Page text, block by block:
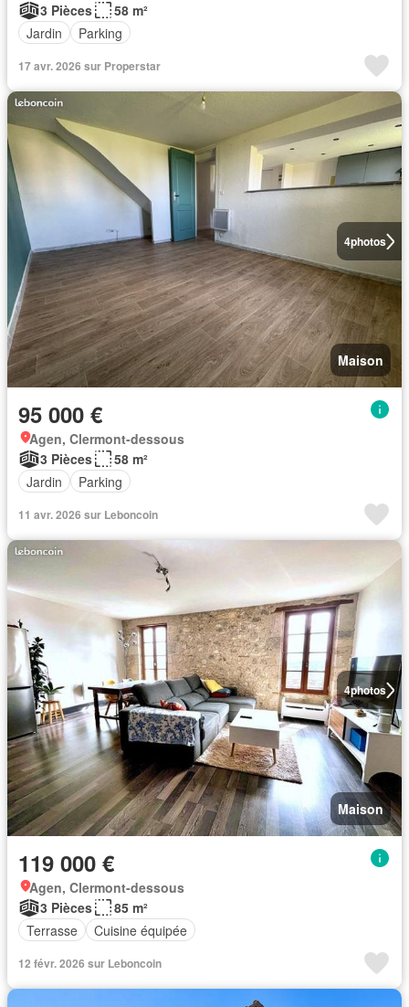
3 Pièces
58 m²
Jardin
Parking
17 avr. 2026 sur Properstar
4photos
Maison
95 000 €
Agen, Clermont-dessous
3 Pièces
58 m²
Jardin
Parking
11 avr. 2026 sur Leboncoin
4photos
Maison
119 000 €
Agen, Clermont-dessous
3 Pièces
85 m²
Terrasse
Cuisine équipée
12 févr. 2026 sur Leboncoin